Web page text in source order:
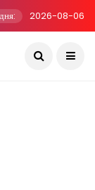
2026-08-06